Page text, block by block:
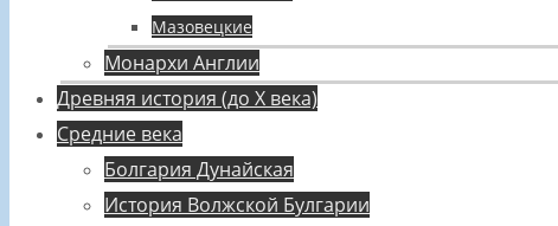
Мазовецкие
Монархи Англии
Древняя история (до X века)
Средние века
Болгария Дунайская
История Волжской Булгарии